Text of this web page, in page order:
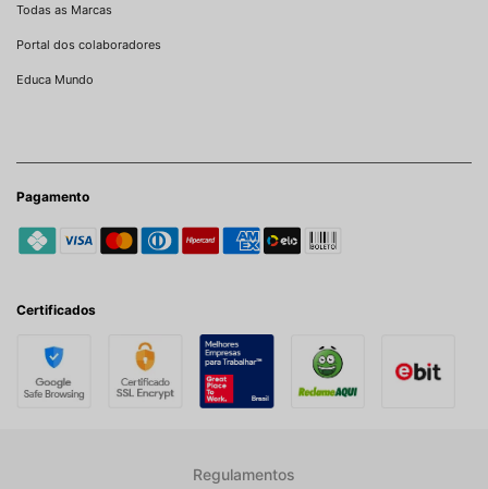
Todas as Marcas
Portal dos colaboradores
Educa Mundo
Pagamento
Certificados
Regulamentos